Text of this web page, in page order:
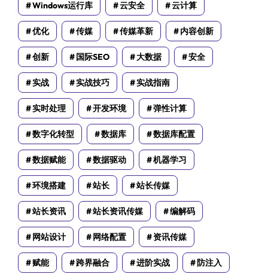
Windows运行库 云安全 云计算
优化 传媒 传媒革新 内容创新
创新 国际SEO 大数据 安全
实战 实战技巧 实战指南
实时处理 开发环境 弹性计算
数字化转型 数据库 数据库配置
数据赋能 数据驱动 机器学习
环境搭建 站长 站长传媒
站长资讯 站长资讯传媒 编解码
网站设计 网络配置 资讯传媒
赋能 跨界融合 进阶实战 防注入